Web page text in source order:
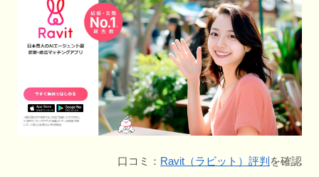
口コミ： Ravit（ラビット）評判 を確認